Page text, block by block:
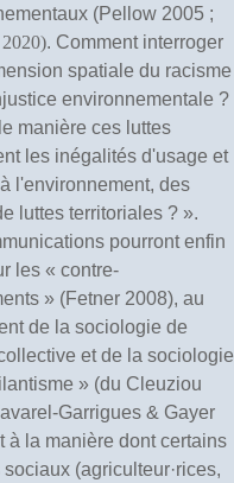
(Pellow 2005 ;
. Comment interroger
spatiale du racisme
environnementale ?
manière ces luttes
les inégalités d'usage et
l'environnement, des
luttes territoriales ? ».
pourront enfin
les « contre-
» (Fetner 2008), au
de la sociologie de
collective et de la sociologie
» (du Cleuziou
Garrigues & Gayer
à la manière dont certains
(agriculteur·rices,